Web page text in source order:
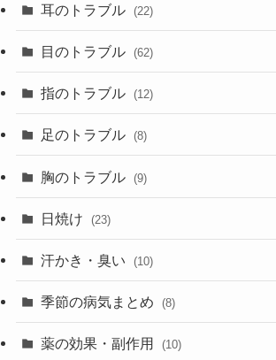
耳のトラブル (22)
目のトラブル (62)
指のトラブル (12)
足のトラブル (8)
胸のトラブル (9)
日焼け (23)
汗かき・臭い (10)
季節の病気まとめ (8)
薬の効果・副作用 (10)